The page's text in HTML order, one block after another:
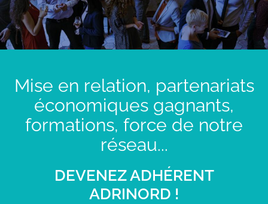
Mise en relation, partenariats
économiques gagnants,
formations, force de notre
réseau...
DEVENEZ ADHÉRENT
ADRINORD !